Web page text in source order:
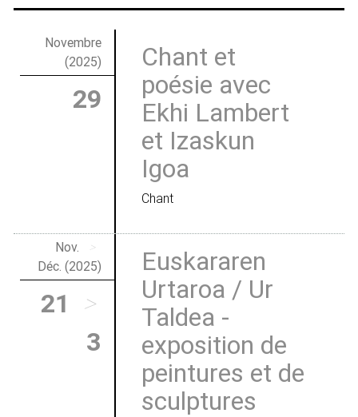
Novembre
(2025)
29
Chant et
poésie avec
Ekhi Lambert
et Izaskun
Igoa
Chant
Nov.
>
Déc. (2025)
21
>
3
Euskararen
Urtaroa / Ur
Taldea -
exposition de
peintures et de
sculptures